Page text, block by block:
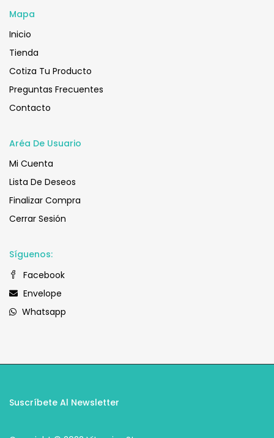
Mapa
Inicio
Tienda
Cotiza Tu Producto
Preguntas Frecuentes
Contacto
Aréa De Usuario
Mi Cuenta
Lista De Deseos
Finalizar Compra
Cerrar Sesión
Síguenos:
Facebook
Envelope
Whatsapp
Suscríbete Al Newsletter